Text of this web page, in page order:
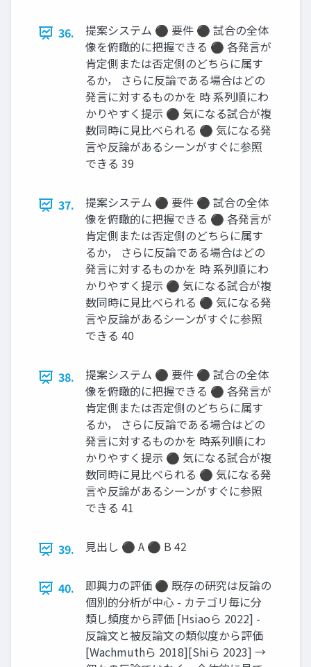
36.
提案システム ⚫ 要件 ⚫ 試合の全体
像を俯瞰的に把握できる ⚫ 各発言が
肯定側または否定側のどちらに属す
るか， さらに反論である場合はどの
発言に対するものかを 時 系列順にわ
かりやすく提示 ⚫ 気になる試合が複
数同時に見比べられる ⚫ 気になる発
言や反論があるシーンがすぐに参照
できる 39
37.
提案システム ⚫ 要件 ⚫ 試合の全体
像を俯瞰的に把握できる ⚫ 各発言が
肯定側または否定側のどちらに属す
るか， さらに反論である場合はどの
発言に対するものかを 時 系列順にわ
かりやすく提示 ⚫ 気になる試合が複
数同時に見比べられる ⚫ 気になる発
言や反論があるシーンがすぐに参照
できる 40
38.
提案システム ⚫ 要件 ⚫ 試合の全体
像を俯瞰的に把握できる ⚫ 各発言が
肯定側または否定側のどちらに属す
るか， さらに反論である場合はどの
発言に対するものかを 時系列順にわ
かりやすく提示 ⚫ 気になる試合が複
数同時に見比べられる ⚫ 気になる発
言や反論があるシーンがすぐに参照
できる 41
39. 見出し ⚫ A ⚫ B 42
40.
即興力の評価 ⚫ 既存の研究は反論の
個別的分析が中心 - カテゴリ毎に分
類し頻度から評価 [Hsiaoら 2022] -
反論文と被反論文の類似度から評価
[Wachmuthら 2018][Shiら 2023] →